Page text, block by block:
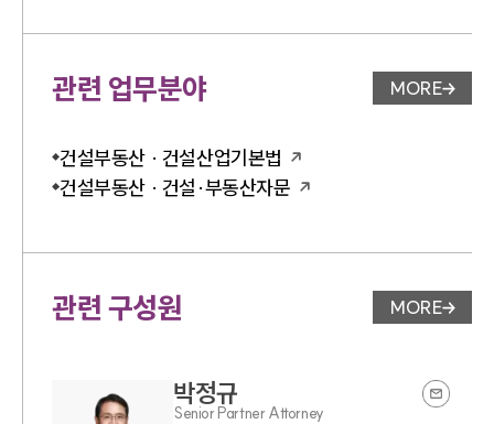
관련 업무분야 업무분야
MORE
건설부동산 · 건설산업기본법
건설부동산 · 건설·부동산자문
관련 구성원 변호사 페
MORE
박정규
Senior Partner Attorney